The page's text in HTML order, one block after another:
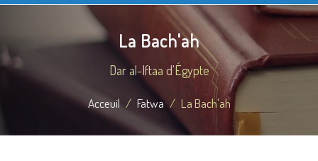
La Bach'ah
Dar al-Iftaa d'Égypte
Acceuil Fatwa La Bach'ah